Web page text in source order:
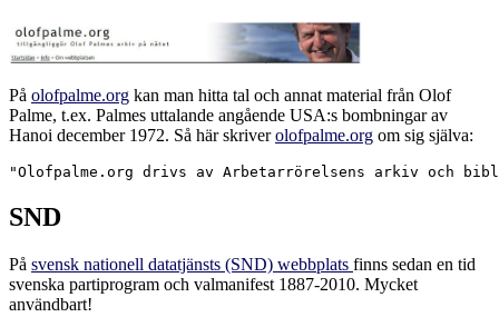
På olofpalme.org kan man hitta tal och annat material från Olof
Palme, t.ex. Palmes uttalande angående USA:s bombningar av
Hanoi december 1972. Så här skriverolofpalme.org om sig själva:
"Olofpalme.org drivs av Arbetarrörelsens arkiv och
SND
På svensk nationell datatjänsts (SND) webbplats finns sedan en tid
svenska partiprogram och valmanifest 1887-2010. Mycket
användbart!